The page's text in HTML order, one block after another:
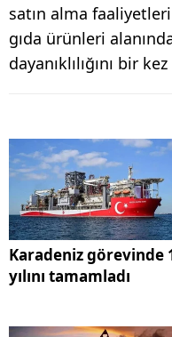
satın alma
gıda ürünleri
dayanıklılığını bir
Karadeniz görevinde
yılını tamamladı